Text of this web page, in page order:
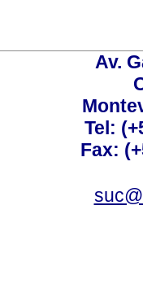
Av.
Tel:
Fax: